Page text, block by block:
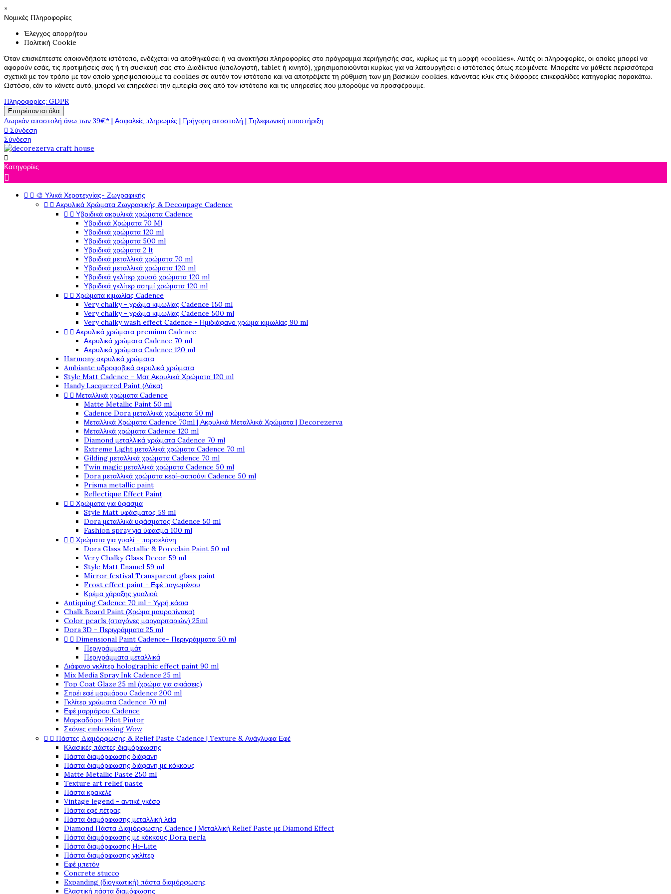
×
Νομικές Πληροφορίες
Έλεγχος απορρήτου
Πολιτική Cookie
Όταν επισκέπτεστε οποιονδήποτε ιστότοπο, ενδέχεται να αποθηκεύσει ή να ανακτήσει πληροφορίες στο πρόγραμμα περιήγησής σας, κυρίως με τη μορφή «cookies». Αυτές οι πληροφορίες, οι οποίες μπορεί να
αφορούν εσάς, τις προτιμήσεις σας ή τη συσκευή σας στο Διαδίκτυο (υπολογιστή, tablet ή κινητό), χρησιμοποιούνται κυρίως για να λειτουργήσει ο ιστότοπος όπως περιμένετε. Μπορείτε να μάθετε περισσότερα
σχετικά με τον τρόπο με τον οποίο χρησιμοποιούμε τα cookies σε αυτόν τον ιστότοπο και να αποτρέψετε τη ρύθμιση των μη βασικών cookies, κάνοντας κλικ στις διάφορες επικεφαλίδες κατηγορίας παρακάτω.
Ωστόσο, εάν το κάνετε αυτό, μπορεί να επηρεάσει την εμπειρία σας από τον ιστότοπο και τις υπηρεσίες που μπορούμε να προσφέρουμε.
Πληροφορίες: GDPR
Επιτρέπονται όλα
Δωρεάν αποστολή άνω των 39€* | Ασφαλείς πληρωμές | Γρήγορη αποστολή | Τηλεφωνική υποστήριξη
 Σύνδεση
Σύνδεση

Κατηγορίες

  🎨 Υλικά Χεροτεχνίας- Ζωγραφικής
  Ακρυλικά Χρώματα Ζωγραφικής & Decoupage Cadence
  Υβριδικά ακρυλικά χρώματα Cadence
Υβριδικά Χρώματα 70 Ml
Υβριδικά χρώματα 120 ml
Υβριδικά χρώματα 500 ml
Υβριδικά χρώματα 2 lt
Υβριδικά μεταλλικά χρώματα 70 ml
Υβριδικά μεταλλικά χρώματα 120 ml
Υβριδικά γκλίτερ χρυσό χρώματα 120 ml
Υβριδικά γκλίτερ ασημί χρώματα 120 ml
  Χρώματα κιμωλίας Cadence
Very chalky - χρώμα κιμωλίας Cadence 150 ml
Very chalky - χρώμα κιμωλίας Cadence 500 ml
Very chalky wash effect Cadence - Ημιδιάφανο χρώμα κιμωλίας 90 ml
  Ακρυλικά χρώματα premium Cadence
Ακρυλικά χρώματα Cadence 70 ml
Ακρυλικά χρώματα Cadence 120 ml
Harmony ακρυλικά χρώματα
Ambiante υδροφοβικά ακρυλικά χρώματα
Style Matt Cadence – Ματ Ακρυλικά Χρώματα 120 ml
Handy Lacquered Paint (Λάκα)
  Μεταλλικά χρώματα Cadence
Matte Metallic Paint 50 ml
Cadence Dora μεταλλικά χρώματα 50 ml
Μεταλλικά Χρώματα Cadence 70ml | Ακρυλικά Μεταλλικά Χρώματα | Decorezerva
Μεταλλικά χρώματα Cadence 120 ml
Diamond μεταλλικά χρώματα Cadence 70 ml
Extreme Light μεταλλικά χρώματα Cadence 70 ml
Gilding μεταλλικά χρώματα Cadence 70 ml
Twin magic μεταλλικά χρώματα Cadence 50 ml
Dora μεταλλικά χρώματα κερί-σαπούνι Cadence 50 ml
Prisma metallic paint
Reflectique Effect Paint
  Χρώματα για ύφασμα
Style Matt υφάσματος 59 ml
Dora μεταλλικά υφάσματος Cadence 50 ml
Fashion spray για ύφασμα 100 ml
  Χρώματα για γυαλί - πορσελάνη
Dora Glass Metallic & Porcelain Paint 50 ml
Very Chalky Glass Decor 59 ml
Style Matt Enamel 59 ml
Mirror festival Transparent glass paint
Frost effect paint - Εφέ παγωμένου
Κρέμα χάραξης γυαλιού
Antiquing Cadence 70 ml - Υγρή κάσια
Chalk Board Paint (Χρώμα μαυροπίνακα)
Color pearls (σταγόνες μαργαριταριών) 25ml
Dora 3D - Περιγράμματα 25 ml
  Dimensional Paint Cadence- Περιγράμματα 50 ml
Περιγράμματα μάτ
Περιγράμματα μεταλλικά
Διάφανο γκλίτερ holographic effect paint 90 ml
Mix Media Spray Ink Cadence 25 ml
Top Coat Glaze 25 ml (χρώμα για σκιάσεις)
Σπρέι εφέ μαρμάρου Cadence 200 ml
Γκλίτερ χρώματα Cadence 70 ml
Εφέ μαρμάρου Cadence
Μαρκαδόροι Pilot Pintor
Σκόνες embossing Wow
  Πάστες Διαμόρφωσης & Relief Paste Cadence | Texture & Ανάγλυφα Εφέ
Κλασικές πάστες διαμόρφωσης
Πάστα διαμόρφωσης διάφανη
Πάστα διαμόρφωσης διάφανη με κόκκους
Matte Metallic Paste 250 ml
Texture art relief paste
Πάστα κρακελέ
Vintage legend - αντικέ γκέσο
Πάστα εφέ πέτρας
Πάστα διαμόρφωσης μεταλλική λεία
Diamond Πάστα Διαμόρφωσης Cadence | Μεταλλική Relief Paste με Diamond Effect
Πάστα διαμόρφωσης με κόκκους Dora perla
Πάστα διαμόρφωσης Hi-Lite
Πάστα διαμόρφωσης γκλίτερ
Εφέ μπετόν
Concrete stucco
Expanding (διογκωτική) πάστα διαμόρφωσης
Ελαστική πάστα διαμόφωσης